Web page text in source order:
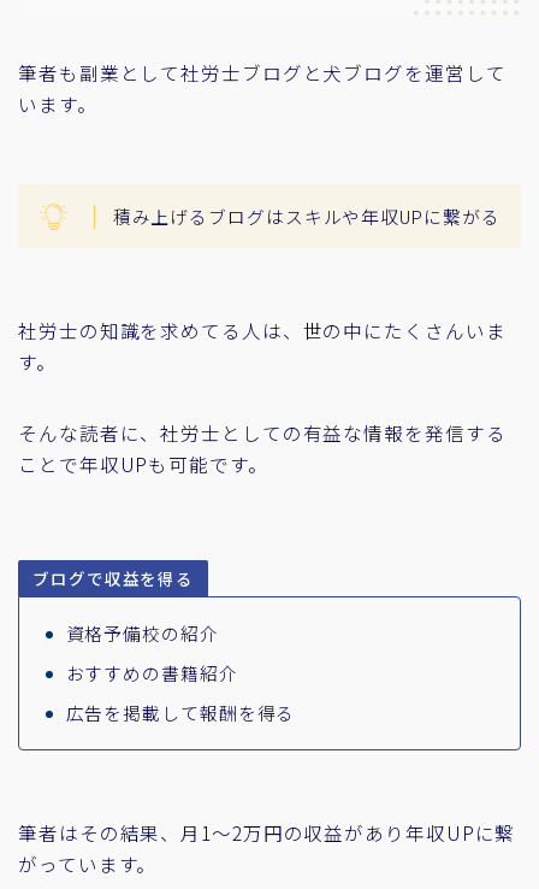
筆者も副業として社労士ブログと犬ブログを運営して
います。
積み上げるブログはスキルや年収UPに繋がる
社労士の知識を求めてる人は、世の中にたくさんいま
す。
そんな読者に、社労士としての有益な情報を発信する
ことで年収UPも可能です。
ブログで収益を得る
資格予備校の紹介
おすすめの書籍紹介
広告を掲載して報酬を得る
筆者はその結果、月1～2万円の収益があり年収UPに繋
がっています。